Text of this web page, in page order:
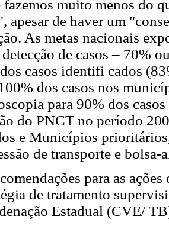
muito menos do
apesar de haver um
As metas nacionais
detecção de casos – 70%
casos identifi cados
dos casos nos
para 90% dos
do PNCT no período
e Municípios
de transporte e
para as
de tratamento
Estadual (CVE/